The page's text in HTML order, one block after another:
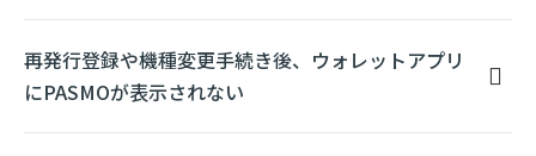
再発行登録や機種変更手続き後、ウォレットアプリ
にPASMOが表示されない